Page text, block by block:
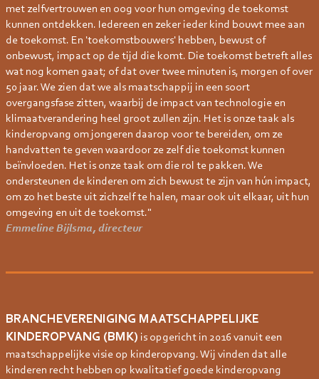
met zelfvertrouwen en oog voor hun omgeving de toekomst
kunnen ontdekken. Iedereen en zeker ieder kind bouwt mee aan
de toekomst. En 'toekomstbouwers' hebben, bewust of
onbewust, impact op de tijd die komt. Die toekomst betreft alles
wat nog komen gaat; of dat over twee minuten is, morgen of over
50 jaar. We zien dat we als maatschappij in een soort
overgangsfase zitten, waarbij de impact van technologie en
klimaatverandering heel groot zullen zijn. Het is onze taak als
kinderopvang om jongeren daarop voor te bereiden, om ze
handvatten te geven waardoor ze zelf die toekomst kunnen
beïnvloeden. Het is onze taak om die rol te pakken. We
ondersteunen de kinderen om zich bewust te zijn van hún impact,
om zo het beste uit zichzelf te halen, maar ook uit elkaar, uit hun
omgeving en uit de toekomst."
Emmeline Bijlsma, directeur
BRANCHEVERENIGING MAATSCHAPPELIJKE
KINDEROPVANG (BMK) is opgericht in 2016 vanuit een
maatschappelijke visie op kinderopvang. Wij vinden dat alle
kinderen recht hebben op kwalitatief goede kinderopvang